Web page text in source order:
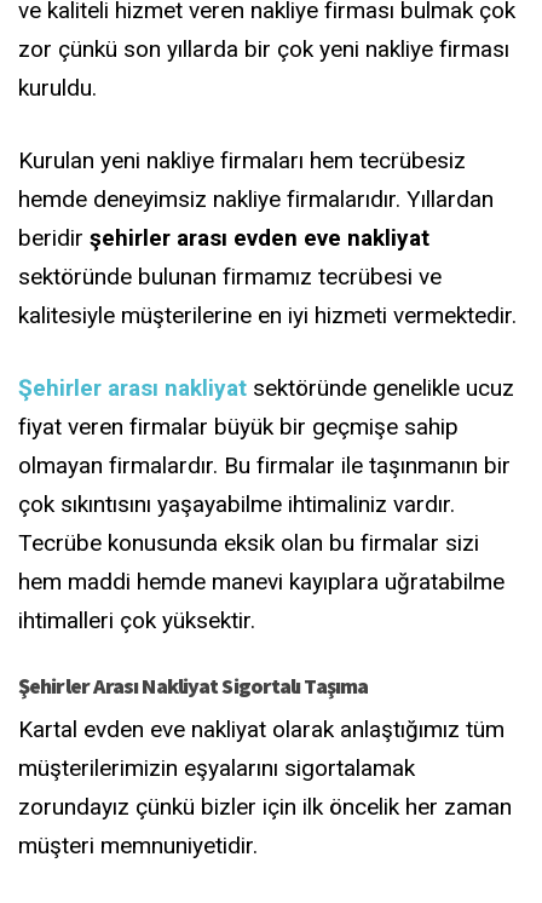
ve kaliteli hizmet veren nakliye firması bulmak çok
zor çünkü son yıllarda bir çok yeni nakliye firması
kuruldu.
Kurulan yeni nakliye firmaları hem tecrübesiz
hemde deneyimsiz nakliye firmalarıdır. Yıllardan
beridir şehirler arası evden eve nakliyat
sektöründe bulunan firmamız tecrübesi ve
kalitesiyle müşterilerine en iyi hizmeti vermektedir.
Şehirler arası nakliyat sektöründe genelikle ucuz
fiyat veren firmalar büyük bir geçmişe sahip
olmayan firmalardır. Bu firmalar ile taşınmanın bir
çok sıkıntısını yaşayabilme ihtimaliniz vardır.
Tecrübe konusunda eksik olan bu firmalar sizi
hem maddi hemde manevi kayıplara uğratabilme
ihtimalleri çok yüksektir.
Şehirler Arası Nakliyat Sigortalı Taşıma
Kartal evden eve nakliyat olarak anlaştığımız tüm
müşterilerimizin eşyalarını sigortalamak
zorundayız çünkü bizler için ilk öncelik her zaman
müşteri memnuniyetidir.